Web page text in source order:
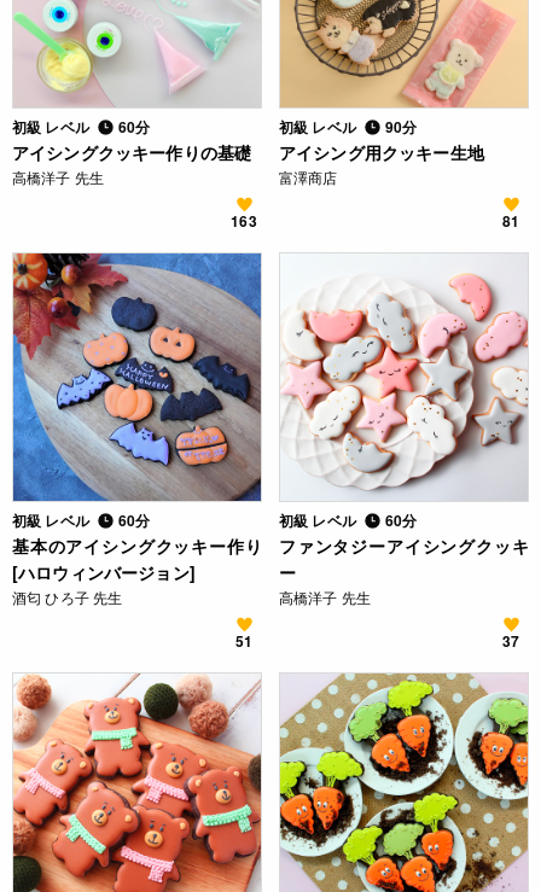
初級 レベル 60分
アイシングクッキー作りの基礎
高橋洋子 先生
163
初級 レベル 90分
アイシング用クッキー生地
富澤商店
81
初級 レベル 60分
基本のアイシングクッキー作り
[ハロウィンバージョン]
酒匂 ひろ子 先生
51
初級 レベル 60分
ファンタジーアイシングクッキ
ー
高橋洋子 先生
37